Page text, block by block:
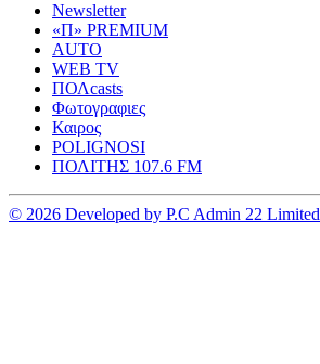
Newsletter
«Π» PREMIUM
AUTO
WEB TV
ΠΟΛcasts
Φωτογραφιες
Καιρος
POLIGNOSI
ΠΟΛΙΤΗΣ 107.6 FM
© 2026 Developed by P.C Admin 22 Limited